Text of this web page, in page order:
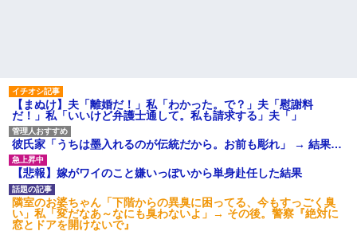
私「ちょっと、人の家の金庫
触らないでよ！」キチママ『そ
こに金庫があったから、開けて
みようとしただけ☆』義兄「泥
は出てけ！二度と来るな！」結
果・・・
私「初めて飲む味だけどなん
のお茶？」彼「ちっ！」私「」
【GIF】JSのカンチョーワロ
タ
後続車にクラクションを鳴ら
【まぬけ】夫「離婚だ！」私「わかった。で？」夫「慰謝料
だ！」私「いいけど弁護士通して。私も請求する」夫「」
彼氏家「うちは墨入れるのが伝統だから。お前も彫れ」 → 結果…
【悲報】嫁がワイのこと嫌いっぽいから単身赴任した結果
隣室のお婆ちゃん「下階からの異臭に困ってる、今もすっごく臭
い」私「変だなあ～なにも臭わないよ」→ その後。警察『絶対に
窓とドアを開けないで』